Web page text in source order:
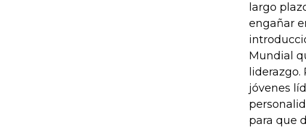
largo
engañar
Mundial
jóvenes
para que